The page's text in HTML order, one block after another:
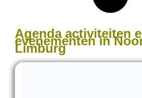
Agenda activiteiten
evenementen in
Limburg